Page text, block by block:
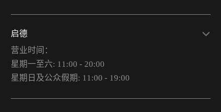
启德
营业时间：
星期一至六: 11:00 - 20:00
星期日及公众假期: 11:00 - 19:00